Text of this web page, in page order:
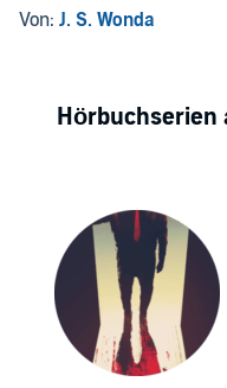
Von: J. S. Wonda
Hörbuchserien